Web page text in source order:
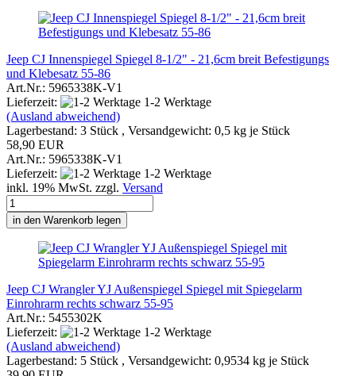
Jeep CJ Innenspiegel Spiegel 8-1/2" - 21,6cm breit Befestigungs
und Klebesatz 55-86
Art.Nr.: 5965338K-V1
Lieferzeit:
1-2 Werktage
(Ausland abweichend)
Lagerbestand: 3 Stück , Versandgewicht: 0,5 kg je Stück
58,90 EUR
Art.Nr.: 5965338K-V1
Lieferzeit:
1-2 Werktage
inkl. 19% MwSt. zzgl. Versand
in den Warenkorb legen
Jeep CJ Wrangler YJ Außenspiegel Spiegel mit Spiegelarm
Einrohrarm rechts schwarz 55-95
Art.Nr.: 5455302K
Lieferzeit:
1-2 Werktage
(Ausland abweichend)
Lagerbestand: 5 Stück , Versandgewicht: 0,9534 kg je Stück